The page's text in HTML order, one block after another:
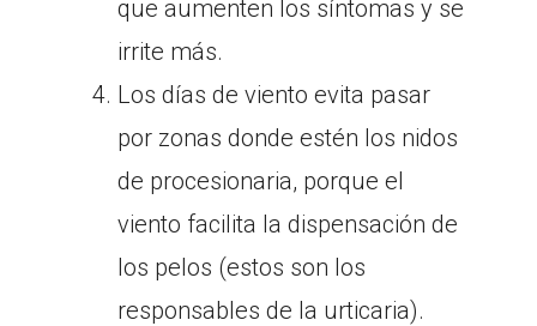
que aumenten los síntomas y se
irrite más.
Los días de viento evita pasar
por zonas donde estén los nidos
de procesionaria, porque el
viento facilita la dispensación de
los pelos (estos son los
responsables de la urticaria).